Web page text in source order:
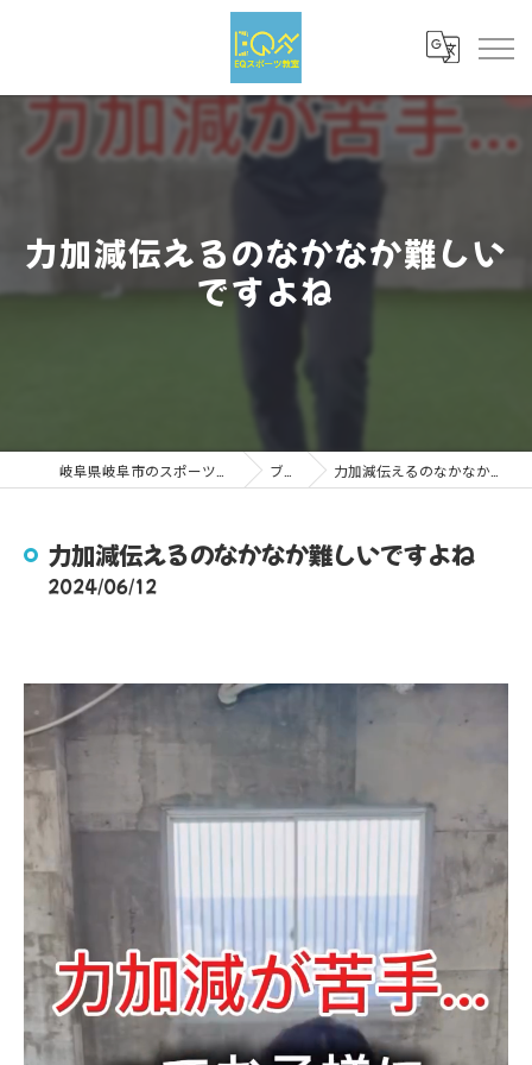
力加減伝えるのなかなか難しい
ですよね
ブログ 力加減伝えるのなかなか難しいですよね
力加減伝えるのなかなか難しいですよね
2024/06/12